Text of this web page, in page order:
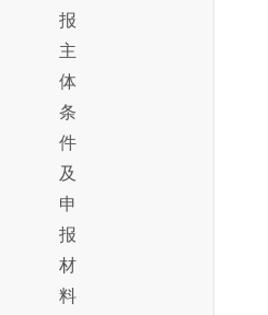
报
主
体
条
件
及
申
报
材
料